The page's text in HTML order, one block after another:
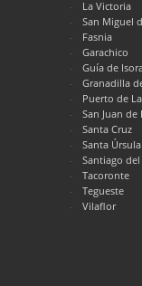
La Victoria
San Miguel
Fasnia
Garachico
Guía de
Granadilla
Puerto de
San Juan de
Santa Cruz
Santa Úrsula
Santiago
Tacoronte
Tegueste
Vilaflor